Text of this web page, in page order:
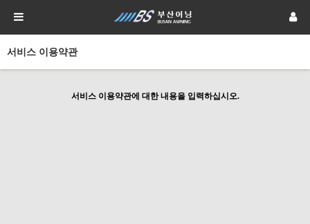
서비스 이용약관
서비스 이용약관에 대한 내용을 입력하십시오.